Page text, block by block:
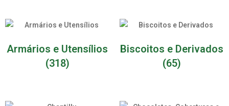
Armários e Utensílios
(318)
Biscoitos e Derivados
(65)